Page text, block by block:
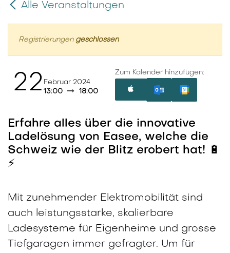
Alle Veranstaltungen
Registrierungen geschlossen
22 Februar 2024
13:00
18:00
Zum Kalender hinzufügen:
Erfahre alles über die innovative
Ladelösung von Easee, welche die
Schweiz wie der Blitz erobert hat! 🔋
⚡
Mit zunehmender Elektromobilität sind
auch leistungsstarke, skalierbare
Ladesysteme für Eigenheime und grosse
Tiefgaragen immer gefragter. Um für